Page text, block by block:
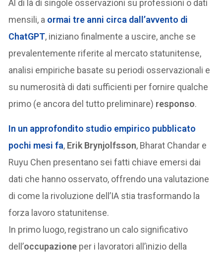
Al di là di singole osservazioni su professioni o dati
mensili, a ormai tre anni circa dall’avvento di
ChatGPT, iniziano finalmente a uscire, anche se
prevalentemente riferite al mercato statunitense,
analisi empiriche basate su periodi osservazionali e
su numerosità di dati sufficienti per fornire qualche
primo (e ancora del tutto preliminare) responso.
In un approfondito studio empirico pubblicato
pochi mesi fa, Erik Brynjolfsson, Bharat Chandar e
Ruyu Chen presentano sei fatti chiave emersi dai
dati che hanno osservato, offrendo una valutazione
di come la rivoluzione dell’IA stia trasformando la
forza lavoro statunitense.
In primo luogo, registrano un calo significativo
dell’occupazione per i lavoratori all’inizio della